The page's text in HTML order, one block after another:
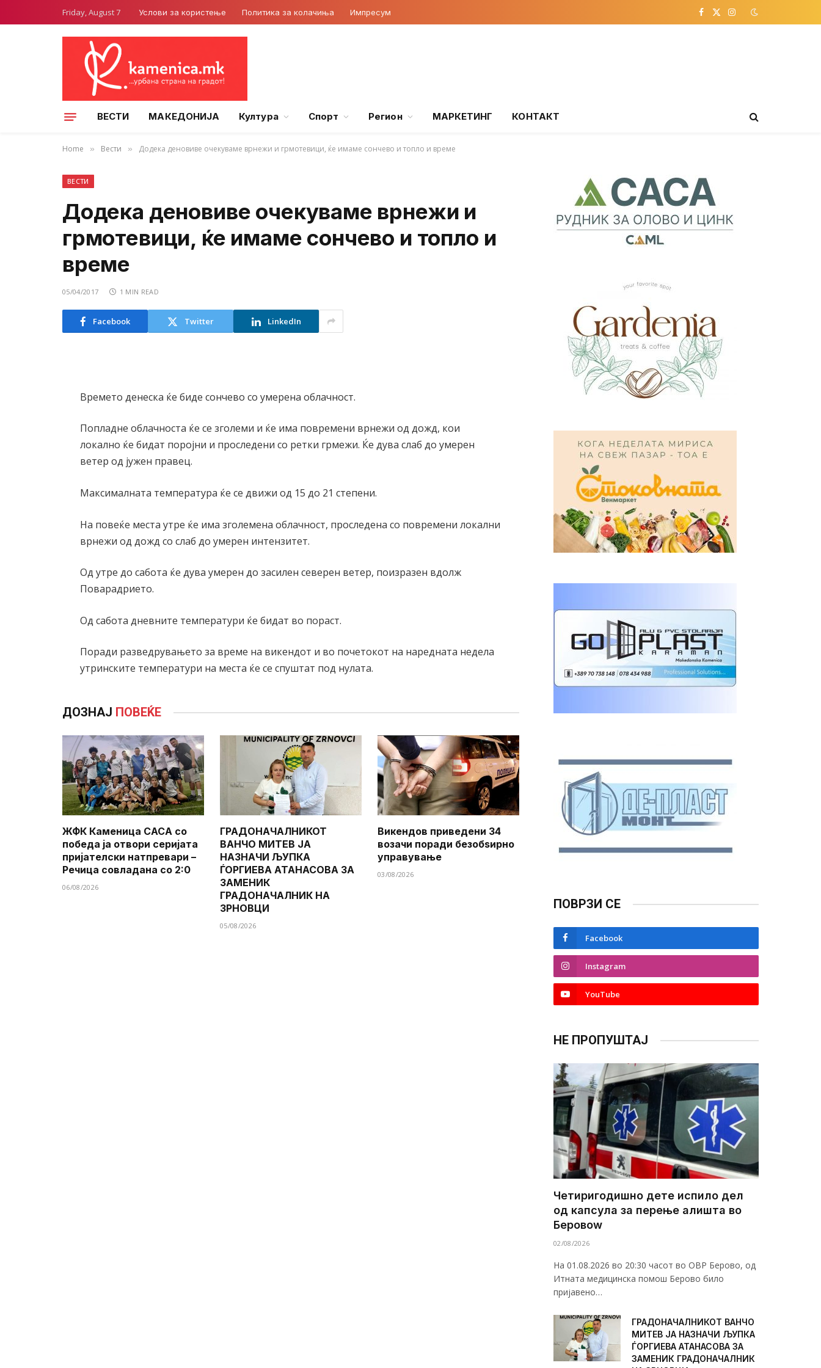
Friday, August 7 Услови за користење Политика за колачиња Импресум Facebook
X
Instagram
ВЕСТИ МАКЕДОНИЈА Култура Спорт Регион МАРКЕТИНГ КОНТАКТ
Home » Вести » Додека деновиве очекуваме врнежи и грмотевици, ќе имаме сончево и топло и време
ВЕСТИ
Додека деновиве очекуваме врнежи и
грмотевици, ќе имаме сончево и топло и
време
05/04/2017 1 MIN READ
Facebook Twitter LinkedIn
Времето денеска ќе биде сончево со умерена облачност.
Попладне облачноста ќе се зголеми и ќе има повремени врнежи од дожд, кои
локално ќе бидат поројни и проследени со ретки грмежи. Ќе дува слаб до умерен
ветер од јужен правец.
Максималната температура ќе се движи од 15 до 21 степени.
На повеќе места утре ќе има зголемена облачност, проследена со повремени локални
врнежи од дожд со слаб до умерен интензитет.
Од утре до сабота ќе дува умерен до засилен северен ветер, поизразен вдолж
Поварадрието.
Од сабота дневните температури ќе бидат во пораст.
Поради разведрувањето за време на викендот и во почетокот на наредната недела
утринските температури на места ќе се спуштат под нулата.
ДОЗНАЈ ПОВЕЌЕ
ЖФК Каменица САСА со
победа ја отвори серијата
пријателски натпревари –
Речица совладана со 2:0
06/08/2026
ГРАДОНАЧАЛНИКОТ
ВАНЧО МИТЕВ ЈА
НАЗНАЧИ ЉУПКА
ЃОРГИЕВА АТАНАСОВА ЗА
ЗАМЕНИК
ГРАДОНАЧАЛНИК НА
ЗРНОВЦИ
05/08/2026
Викендов приведени 34
возачи поради безобѕирно
управување
03/08/2026
ПОВРЗИ СЕ
Facebook
Instagram
YouTube
НЕ ПРОПУШТАЈ
Четиригодишно дете испило дел
од капсула за перење алишта во
Беровоw
02/08/2026
На 01.08.2026 во 20:30 часот во ОВР Берово, од
Итната медицинска помош Берово било
пријавено…
ГРАДОНАЧАЛНИКОТ ВАНЧО
МИТЕВ ЈА НАЗНАЧИ ЉУПКА
ЃОРГИЕВА АТАНАСОВА ЗА
ЗАМЕНИК ГРАДОНАЧАЛНИК